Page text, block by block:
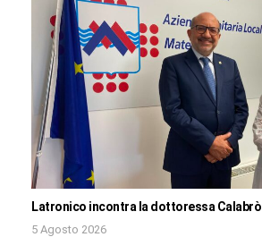
Latronico incontra la dottoressa Calabrò
5 Agosto 2026